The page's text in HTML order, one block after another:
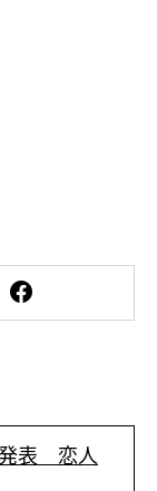
発表 恋人